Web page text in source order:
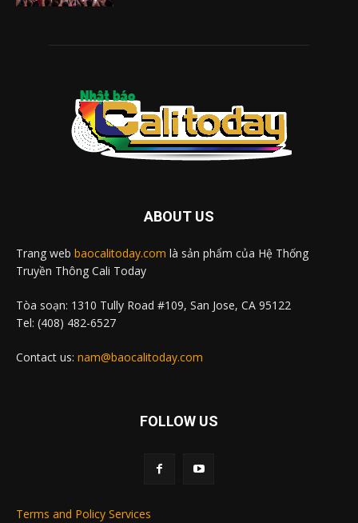
ABOUT US
Trang web baocalitoday.com là sản phẩm của Hệ Thống
Truyền Thông Cali Today
Tòa soạn: 1310 Tully Road #109, San Jose, CA 95122
Tel: (408) 482-6527
Contact us: nam@baocalitoday.com
FOLLOW US
Terms and Policy Services